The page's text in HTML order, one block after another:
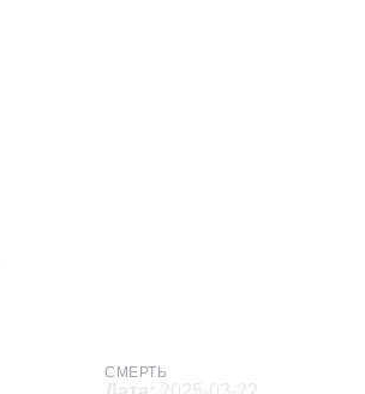
СМЕРТЬ